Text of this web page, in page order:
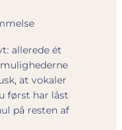
allerede ét
at vokaler
først har låst
på resten af